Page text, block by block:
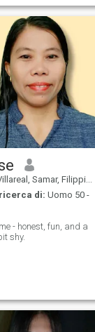
Samar, Filippine
di: Uomo 50 -
- honest, fun, and a
shy.